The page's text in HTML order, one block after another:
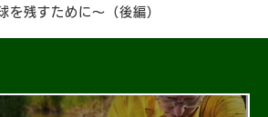
を残すために～（後編）